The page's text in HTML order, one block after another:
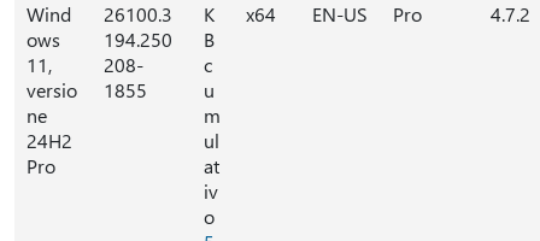
Wind
ows
11,
versio
ne
24H2
Pro
26100.3
194.250
208-
1855
K
B
c
u
m
ul
at
iv
o
x64 EN-US Pro 4.7.2